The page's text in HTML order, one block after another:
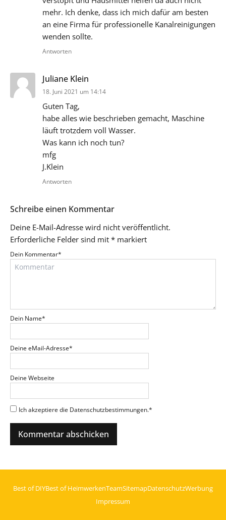
mehr. Ich denke, dass ich mich dafür am besten
an eine Firma für professionelle Kanalreinigungen
wenden sollte.
Antworten
Juliane Klein
18. Juni 2021 um 14:14
Guten Tag,
habe alles wie beschrieben gemacht, Maschine
läuft trotzdem voll Wasser.
Was kann ich noch tun?
mfg
J.Klein
Antworten
Schreibe einen Kommentar
Deine E-Mail-Adresse wird nicht veröffentlicht.
Erforderliche Felder sind mit * markiert
Dein Kommentar*
Dein Name*
Deine eMail-Adresse*
Deine Webseite
Ich akzeptiere die Datenschutzbestimmungen.*
Best of DIYBest of HeimwerkenTeamSitemapDatenschutzWerbung
Impressum